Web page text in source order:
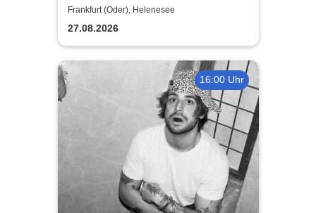
Tanz,
Persönlichkeitsentwicklung
und Yoga
Frankfurt (Oder), Helenesee
27.08.2026
16:00 Uhr